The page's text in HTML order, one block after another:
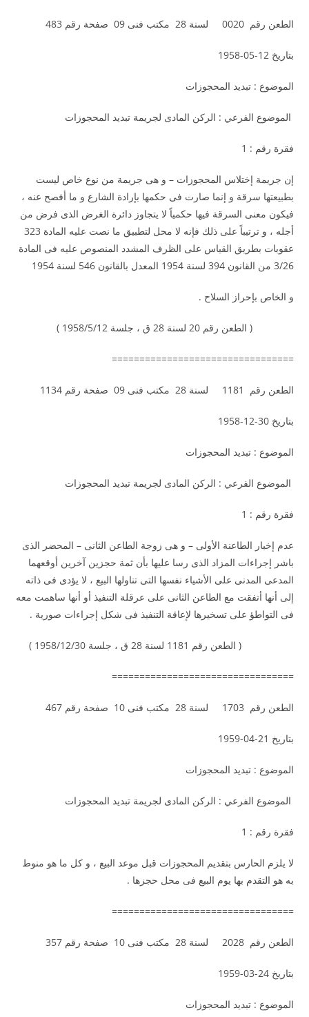
الطعن رقم 0020 لسنة 28 مكتب فنى 09 صفحة رقم 483
بتاريخ 12-05-1958
الموضوع : تبديد المحجوزات
الموضوع الفرعي : الركن المادى لجريمة تبديد المحجوزات
فقرة رقم : 1
إن جريمة إختلاس المحجوزات – و هى جريمة من نوع خاص ليست
بطبيعتها سرقة و إنما صارت فى حكمها بإرادة الشارع و ما أفصح عنه ،
فيكون معنى السرقة فيها حكمياً لا يتجاوز دائرة الغرض الذى فرض من
أجله ، و ترتيباً على ذلك فإنه لا محل لتطبيق ما نصت عليه المادة 323
عقوبات بطريق القياس على الظرف المشدد المنصوص عليه فى المادة
3/26 من القانون 394 لسنة 1954 المعدل بالقانون 546 لسنة 1954
و الخاص بإحراز السلاح .
( الطعن رقم 20 لسنة 28 ق ، جلسة 1958/5/12 )
=================================
الطعن رقم 1181 لسنة 28 مكتب فنى 09 صفحة رقم 1134
بتاريخ 30-12-1958
الموضوع : تبديد المحجوزات
الموضوع الفرعي : الركن المادى لجريمة تبديد المحجوزات
فقرة رقم : 1
عدم إخبار الطاعنة الأولى – و هى زوجة الطاعن الثانى – المحضر الذى
باشر إجراءات المزاد الذى رسا عليها بأن ثمة حجزين آخرين أوقعهما
المدعى المدنى على الأشياء نفسها التى تناولها البيع ، لا يؤدى فى ذاته
إلى أنها أتفقت مع الطاعن الثانى على عرقلة التنفيذ أو أنها ساهمت معه
فى التواطؤ على تسخيرها لإعاقة التنفيذ فى شكل إجراءات صورية .
( الطعن رقم 1181 لسنة 28 ق ، جلسة 1958/12/30 )
=================================
الطعن رقم 1703 لسنة 28 مكتب فنى 10 صفحة رقم 467
بتاريخ 21-04-1959
الموضوع : تبديد المحجوزات
الموضوع الفرعي : الركن المادى لجريمة تبديد المحجوزات
فقرة رقم : 1
لا يلزم الحارس بتقديم المحجوزات قبل موعد البيع ، و كل ما هو منوط
به هو التقدم بها يوم البيع فى محل حجزها .
=================================
الطعن رقم 2028 لسنة 28 مكتب فنى 10 صفحة رقم 357
بتاريخ 24-03-1959
الموضوع : تبديد المحجوزات